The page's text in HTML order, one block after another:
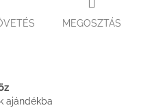
MEGOSZTÁS
ajándékba